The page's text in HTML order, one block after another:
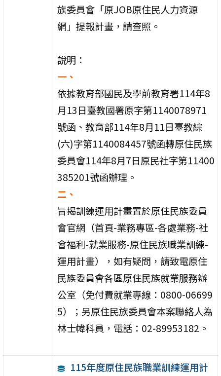
族委員會「原JOB原住民人力資源
網」提報計畫，請查照。
說明：
一、
依據教育部國民及學前教育署114年8
月13日臺教國署原字第1140078971
號函、教育部114年8月11日臺教綜
(六)字第1140084457號函轉原住民族
委員會114年8月7日原民社字第11400
385201號函辦理。
二、
旨揭訓練運用計畫置於原住民族委員
會官網（首頁-業務專區-各處業務-社
會福利-就業服務-原住民族職業訓練-
運用計畫），如有疑問，請致電原住
民族委員會各區原住民族就業服務辦
公室（免付費就業專線：0800-06699
5）；另原住民族委員會本案聯絡人為
林士幃科員，電話：02-89953182。
115年度原住民族職業訓練運用計